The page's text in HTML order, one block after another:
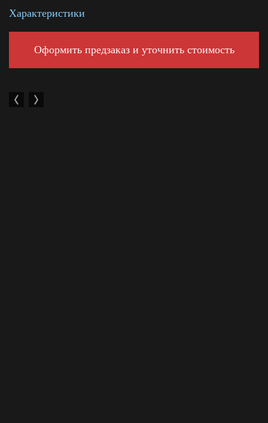
Смотреть подробнее
Характеристики
Оформить предзаказ и уточнить стоимость